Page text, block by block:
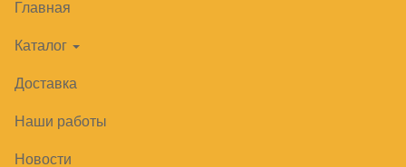
Главная
Каталог
Доставка
Наши работы
Новости